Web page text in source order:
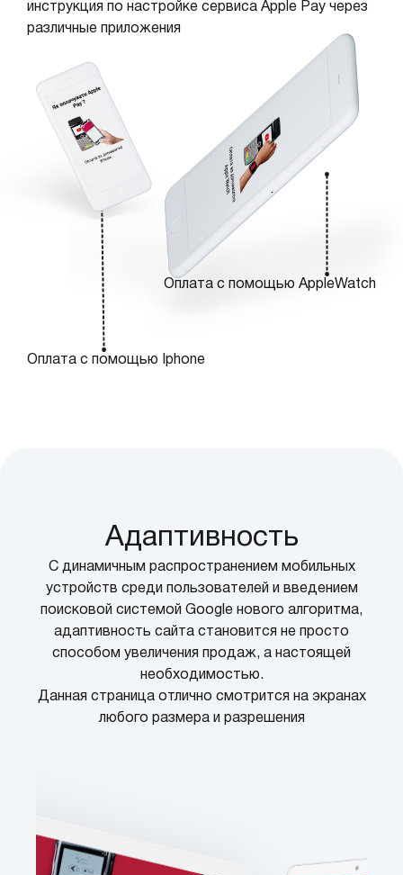
инструкция по настройке сервиса Apple Pay через
различные приложения
Оплата с помощью AppleWatch
Оплата с помощью Iphone
Адаптивность
С динамичным распространением мобильных
устройств среди пользователей и введением
поисковой системой Google нового алгоритма,
адаптивность сайта становится не просто
способом увеличения продаж, а настоящей
необходимостью.
Данная страница отлично смотрится на экранах
любого размера и разрешения